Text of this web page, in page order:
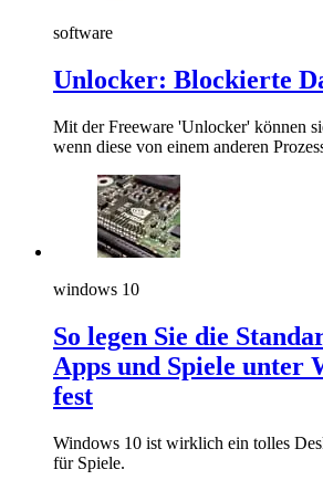
software
Unlocker: Blockierte
Mit der Freeware 'Unlocker' können
wenn diese von einem anderen
windows 10
So legen Sie die
Apps und Spiele unter
fest
Windows 10 ist wirklich ein tolles
für Spiele.